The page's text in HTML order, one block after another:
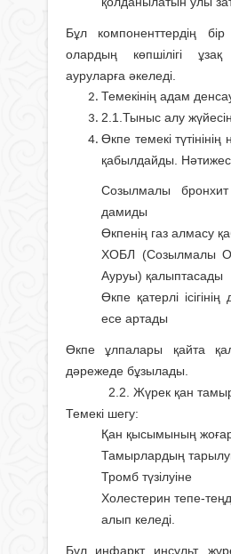
Бұл компоненттердің
олардың көпшілігі
ауруларға әкеледі.
Темекінің адам
2.1.Тыныс алу
Өкпе темекі түтінінің
қабылдайды.
Созылмалы
дамиды
Өкпенің газ алмасу
ХОБЛ (Созылмалы
Ауруы) қалыптасады
Өкпе қатерлі
есе артады
Өкпе ұлпалары қайта
дәрежеде бұзылады.
2.2. Жүрек қан тамыр
Темекі шегу:
Қан қысымының
Тамырлардың
Тромб түзілуіне
Холестерин тепе-
алып келеді.
Бұл инфаркт, инсульт,